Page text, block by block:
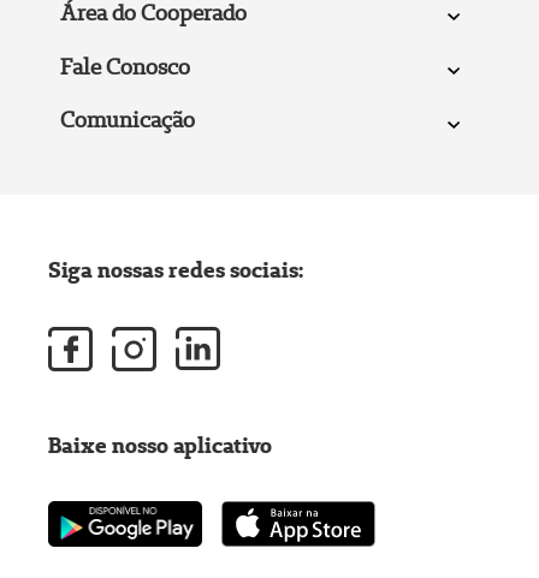
Área do Cooperado
Fale Conosco
Comunicação
Siga nossas redes sociais:
Baixe nosso aplicativo